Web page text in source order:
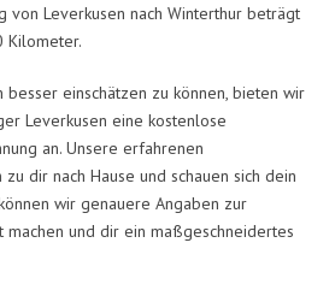
von Leverkusen nach Winterthur beträgt
Kilometer.
besser einschätzen zu können, bieten wir
Leverkusen eine kostenlose
an. Unsere erfahrenen
dir nach Hause und schauen sich dein
wir genauere Angaben zur
und dir ein maßgeschneidertes